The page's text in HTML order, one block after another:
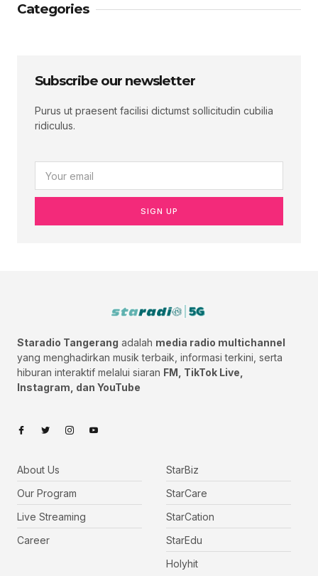
Categories
Subscribe our newsletter
Purus ut praesent facilisi dictumst sollicitudin cubilia
ridiculus.
SIGN UP
Staradio Tangerang adalah media radio multichannel
yang menghadirkan musik terbaik, informasi terkini, serta
hiburan interaktif melalui siaran FM, TikTok Live,
Instagram, dan YouTube
About Us
Our Program
Live Streaming
Career
StarBiz
StarCare
StarCation
StarEdu
Holyhit